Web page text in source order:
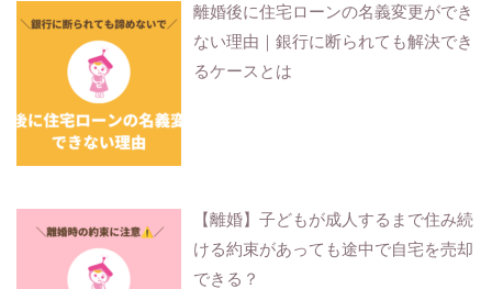
離婚後に住宅ローンの名義変更ができ
ない理由｜銀行に断られても解決でき
るケースとは
【離婚】子どもが成人するまで住み続
ける約束があっても途中で自宅を売却
できる？